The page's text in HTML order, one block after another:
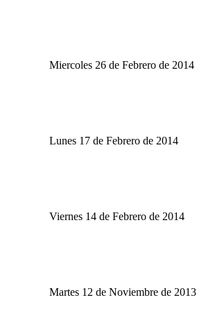
Miercoles 26 de Febrero de 2014
Lunes 17 de Febrero de 2014
Viernes 14 de Febrero de 2014
Martes 12 de Noviembre de 2013